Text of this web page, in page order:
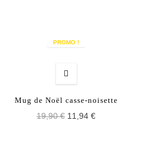
PROMO !
Mug de Noël casse-noisette
19,90 € 11,94 €